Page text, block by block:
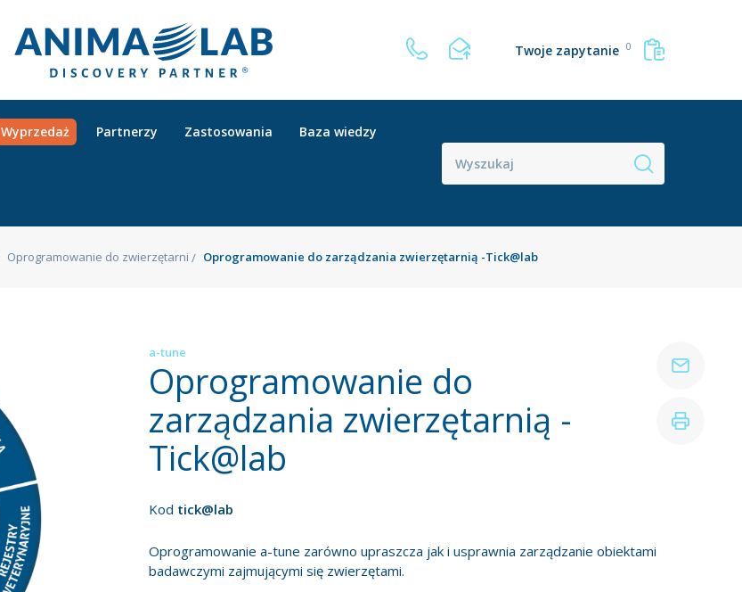
Twoje zapytanie 0
Wyprzedaż Partnerzy Zastosowania Baza wiedzy
Oprogramowanie do zwierzętarni Oprogramowanie do zarządzania zwierzętarnią -Tick@lab
a-tune
Oprogramowanie do
zarządzania zwierzętarnią -
Tick@lab
Kod tick@lab
Oprogramowanie a-tune zarówno upraszcza jak i usprawnia zarządzanie obiektami
badawczymi zajmującymi się zwierzętami.